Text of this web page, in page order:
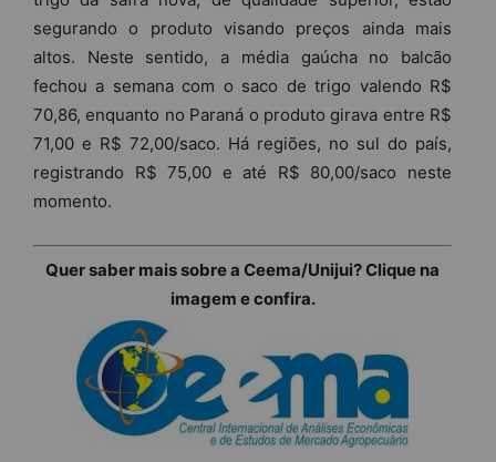
segurando o produto visando preços ainda mais
altos. Neste sentido, a média gaúcha no balcão
fechou a semana com o saco de trigo valendo R$
70,86, enquanto no Paraná o produto girava entre R$
71,00 e R$ 72,00/saco. Há regiões, no sul do país,
registrando R$ 75,00 e até R$ 80,00/saco neste
momento.
Quer saber mais sobre a Ceema/Unijui? Clique na
imagem e confira.